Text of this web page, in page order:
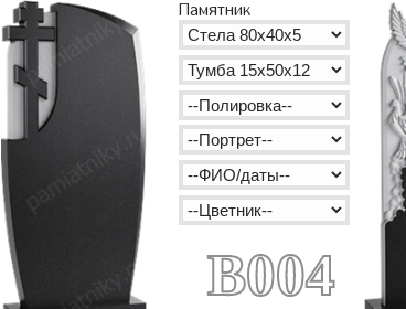
B004
Памятник